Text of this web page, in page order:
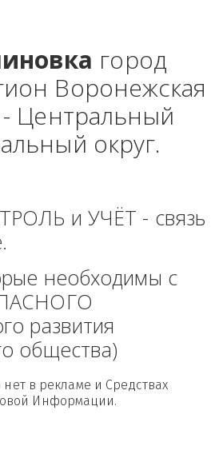
город
Воронежская
- Центральный
округ.
и УЧЁТ - связь
необходимы с
развития
общества)
нет в рекламе и Средствах
Информации.